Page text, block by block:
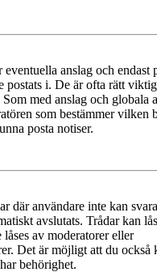
anslag och endast
postats i. De är ofta rätt
med anslag och globala
som bestämmer vilken
posta notiser.
där användare inte kan
avslutats. Trådar kan
av moderatorer eller
Det är möjligt att du också
behörighet.